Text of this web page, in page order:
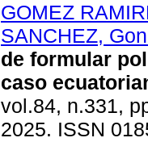
GOMEZ
SANCHEZ,
de formular
caso
vol.84, n.331,
2025. ISSN